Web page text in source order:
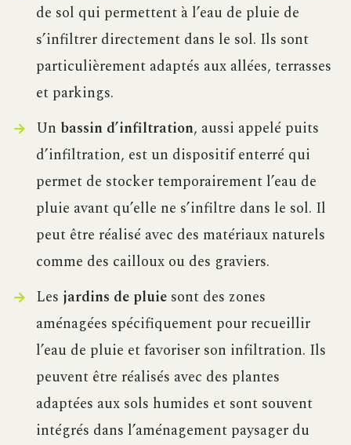
de sol qui permettent à l’eau de pluie de
s’infiltrer directement dans le sol. Ils sont
particulièrement adaptés aux allées, terrasses
et parkings.
Un bassin d’infiltration, aussi appelé puits
d’infiltration, est un dispositif enterré qui
permet de stocker temporairement l’eau de
pluie avant qu’elle ne s’infiltre dans le sol. Il
peut être réalisé avec des matériaux naturels
comme des cailloux ou des graviers.
Les jardins de pluiesont des zones
aménagées spécifiquement pour recueillir
l’eau de pluie et favoriser son infiltration. Ils
peuvent être réalisés avec des plantes
adaptées aux sols humides et sont souvent
intégrés dans l’aménagement paysager du